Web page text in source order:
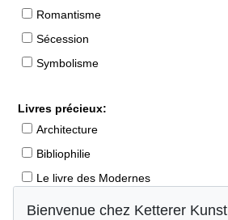
Romantisme
Sécession
Symbolisme
Livres précieux:
Architecture
Bibliophilie
Le livre des Modernes
Incunables et livres du XVIe siècle
Bienvenue chez Ketterer Kunst